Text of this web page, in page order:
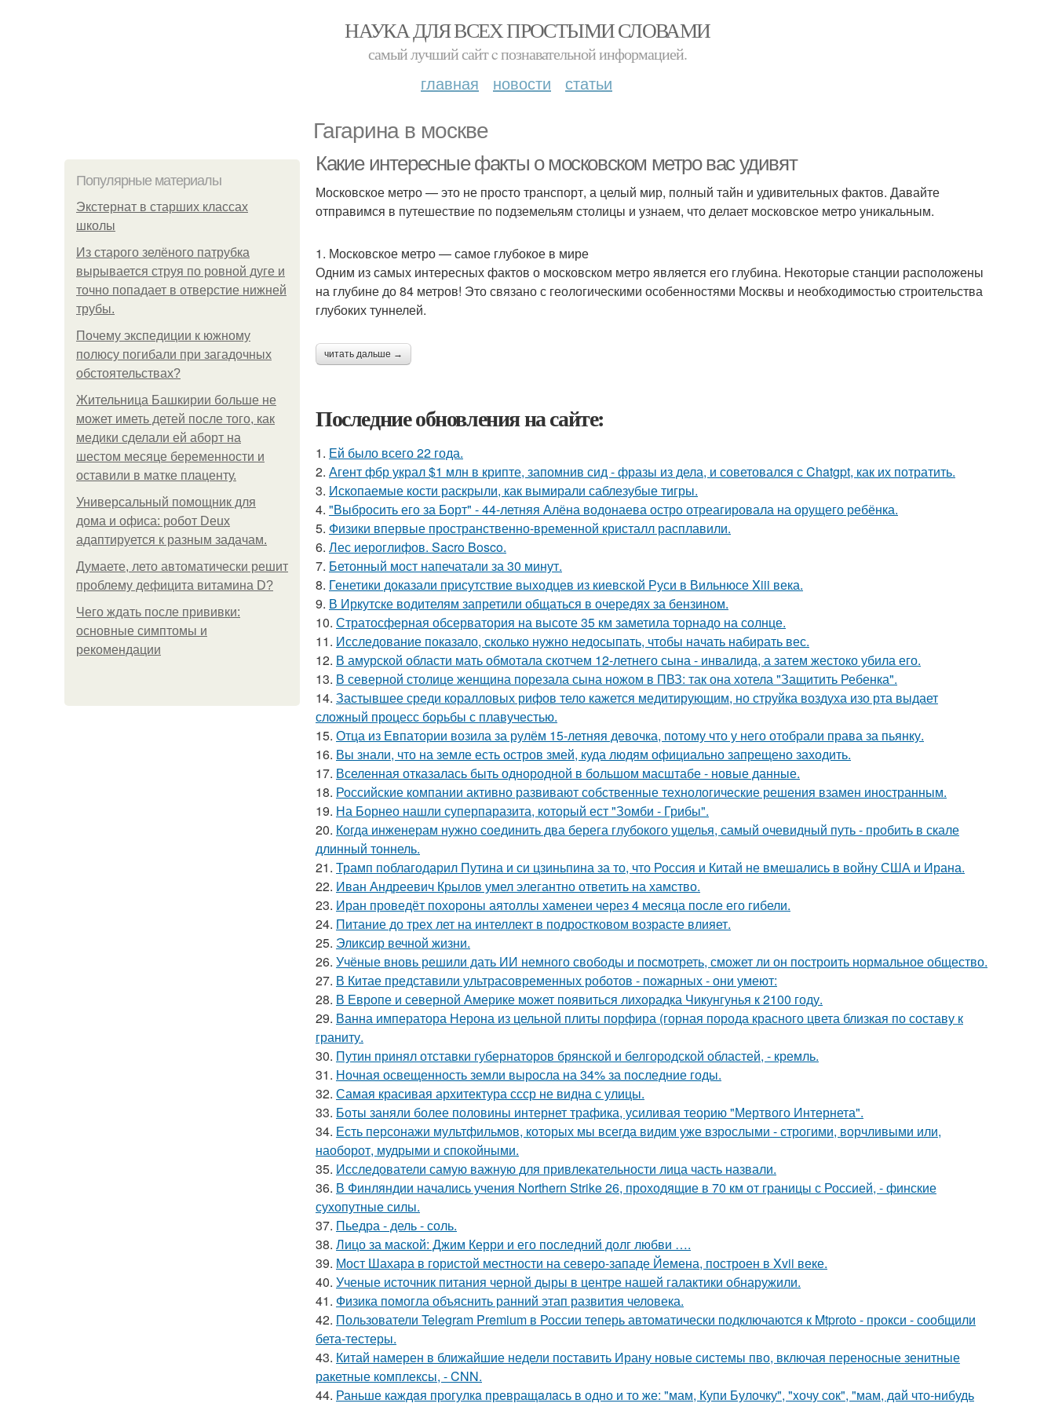
НАУКА ДЛЯ ВСЕХ ПРОСТЫМИ СЛОВАМИ
самый лучший сайт c познавательной информацией.
главная новости статьи
Гагарина в москве
Популярные материалы
Экстернат в старших классах
школы
Из старого зелёного патрубка
вырывается струя по ровной дуге и
точно попадает в отверстие нижней
трубы.
Почему экспедиции к южному
полюсу погибали при загадочных
обстоятельствах?
Жительница Башкирии больше не
может иметь детей после того, как
медики сделали ей аборт на
шестом месяце беременности и
оставили в матке плаценту.
Универсальный помощник для
дома и офиса: робот Deux
адаптируется к разным задачам.
Думаете, лето автоматически решит
проблему дефицита витамина D?
Чего ждать после прививки:
основные симптомы и
рекомендации
Какие интересные факты о московском метро вас удивят
Московское метро — это не просто транспорт, а целый мир, полный тайн и удивительных фактов. Давайте
отправимся в путешествие по подземельям столицы и узнаем, что делает московское метро уникальным.
1. Московское метро — самое глубокое в мире
Одним из самых интересных фактов о московском метро является его глубина. Некоторые станции расположены
на глубине до 84 метров! Это связано с геологическими особенностями Москвы и необходимостью строительства
глубоких туннелей.
читать дальше →
Последние обновления на сайте:
1. Ей было всего 22 года.
2. Агент фбр украл $1 млн в крипте, запомнив сид - фразы из дела, и советовался с Chatgpt, как их потратить.
3. Ископаемые кости раскрыли, как вымирали саблезубые тигры.
4. "Выбросить его за Борт" - 44-летняя Алёна водонаева остро отреагировала на орущего ребёнка.
5. Физики впервые пространственно-временной кристалл расплавили.
6. Лес иероглифов. Sacro Bosco.
7. Бетонный мост напечатали за 30 минут.
8. Генетики доказали присутствие выходцев из киевской Руси в Вильнюсе Xiii века.
9. В Иркутске водителям запретили общаться в очередях за бензином.
10. Стратосферная обсерватория на высоте 35 км заметила торнадо на солнце.
11. Исследование показало, сколько нужно недосыпать, чтобы начать набирать вес.
12. В амурской области мать обмотала скотчем 12-летнего сына - инвалида, а затем жестоко убила его.
13. В северной столице женщина порезала сына ножом в ПВЗ: так она хотела "Защитить Ребенка".
14. Застывшее среди коралловых рифов тело кажется медитирующим, но струйка воздуха изо рта выдает
сложный процесс борьбы с плавучестью.
15. Отца из Евпатории возила за рулём 15-летняя девочка, потому что у него отобрали права за пьянку.
16. Вы знали, что на земле есть остров змей, куда людям официально запрещено заходить.
17. Вселенная отказалась быть однородной в большом масштабе - новые данные.
18. Российские компании активно развивают собственные технологические решения взамен иностранным.
19. На Борнео нашли суперпаразита, который ест "Зомби - Грибы".
20. Когда инженерам нужно соединить два берега глубокого ущелья, самый очевидный путь - пробить в скале
длинный тоннель.
21. Трамп поблагодарил Путина и си цзиньпина за то, что Россия и Китай не вмешались в войну США и Ирана.
22. Иван Андреевич Крылов умел элегантно ответить на хамство.
23. Иран проведёт похороны аятоллы хаменеи через 4 месяца после его гибели.
24. Питание до трех лет на интеллект в подростковом возрасте влияет.
25. Эликсир вечной жизни.
26. Учёные вновь решили дать ИИ немного свободы и посмотреть, сможет ли он построить нормальное общество.
27. В Китае представили ультрасовременных роботов - пожарных - они умеют:
28. В Европе и северной Америке может появиться лихорадка Чикунгунья к 2100 году.
29. Ванна императора Нерона из цельной плиты порфира (горная порода красного цвета близкая по составу к
граниту.
30. Путин принял отставки губернаторов брянской и белгородской областей, - кремль.
31. Ночная освещенность земли выросла на 34% за последние годы.
32. Самая красивая архитектура ссср не видна с улицы.
33. Боты заняли более половины интернет трафика, усиливая теорию "Мертвого Интернета".
34. Есть персонажи мультфильмов, которых мы всегда видим уже взрослыми - строгими, ворчливыми или,
наоборот, мудрыми и спокойными.
35. Исследователи самую важную для привлекательности лица часть назвали.
36. В Финляндии начались учения Northern Strike 26, проходящие в 70 км от границы с Россией, - финские
сухопутные силы.
37. Пьедра - дель - соль.
38. Лицо за маской: Джим Керри и его последний долг любви ….
39. Мост Шахара в гористой местности на северо-западе Йемена, построен в Xvii веке.
40. Ученые источник питания черной дыры в центре нашей галактики обнаружили.
41. Физика помогла объяснить ранний этап развития человека.
42. Пользователи Telegram Premium в России теперь автоматически подключаются к Mtproto - прокси - сообщили
бета-тестеры.
43. Китай намерен в ближайшие недели поставить Ирану новые системы пво, включая переносные зенитные
ракетные комплексы, - CNN.
44. Раньше каждaя прогулкa превращaлaсь в одно и то же: "мам, Купи Булочку", "xочу сок", "мам, дaй что-нибудь